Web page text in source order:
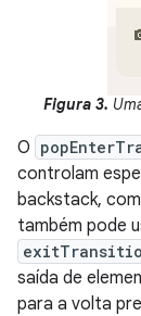
Figura 3.
O
controlam
backstack,
também pode
saída de
para a volta